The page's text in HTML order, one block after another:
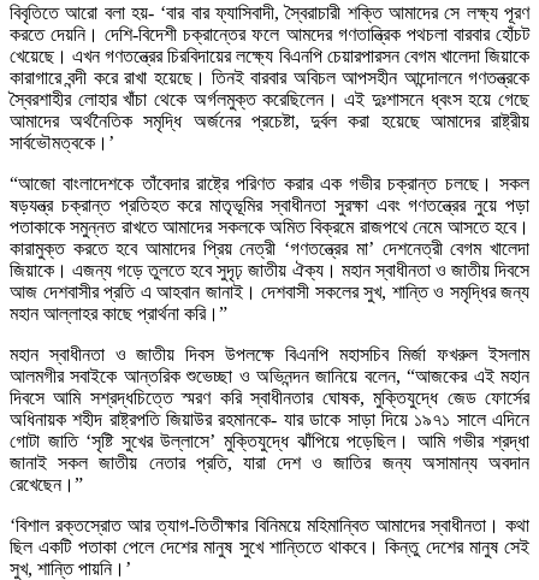
বিবৃতিতে আরো বলা হয়- ‘বার বার ফ্যাসিবাদী, স্বৈরাচারী শক্তি আমাদের সে লক্ষ্য পূরণ
করতে দেয়নি। দেশি-বিদেশী চক্রান্তের ফলে আমদের গণতান্ত্রিক পথচলা বারবার হোঁচট
খেয়েছে। এখন গণতন্ত্রের চিরবিদায়ের লক্ষ্যে বিএনপি চেয়ারপারসন বেগম খালেদা জিয়াকে
কারাগারে বন্দী করে রাখা হয়েছে। তিনই বারবার অবিচল আপসহীন আন্দোলনে গণতন্ত্রকে
স্বৈরশাহীর লোহার খাঁচা থেকে অর্গলমুক্ত করেছিলেন। এই দুঃশাসনে ধ্বংস হয়ে গেছে
আমাদের অর্থনৈতিক সমৃদ্ধি অর্জনের প্রচেষ্টা, দুর্বল করা হয়েছে আমাদের রাষ্ট্রীয়
সার্বভৌমত্বকে।’
“আজো বাংলাদেশকে তাঁবেদার রাষ্ট্রে পরিণত করার এক গভীর চক্রান্ত চলছে। সকল
ষড়যন্ত্র চক্রান্ত প্রতিহত করে মাতৃভূমির স্বাধীনতা সুরক্ষা এবং গণতন্ত্রের নুয়ে পড়া
পতাকাকে সমুন্নত রাখতে আমাদের সকলকে অমিত বিক্রমে রাজপথে নেমে আসতে হবে।
কারামুক্ত করতে হবে আমাদের প্রিয় নেত্রী ‘গণতন্ত্রের মা’ দেশনেত্রী বেগম খালেদা
জিয়াকে। এজন্য গড়ে তুলতে হবে সুদৃঢ় জাতীয় ঐক্য। মহান স্বাধীনতা ও জাতীয় দিবসে
আজ দেশবাসীর প্রতি এ আহবান জানাই। দেশবাসী সকলের সুখ, শান্তি ও সমৃদ্ধির জন্য
মহান আল্লাহর কাছে প্রার্থনা করি।”
মহান স্বাধীনতা ও জাতীয় দিবস উপলক্ষে বিএনপি মহাসচিব মির্জা ফখরুল ইসলাম
আলমগীর সবাইকে আন্তরিক শুভেচ্ছা ও অভিনন্দন জানিয়ে বলেন, “আজকের এই মহান
দিবসে আমি সশ্রদ্ধচিত্তে স্মরণ করি স্বাধীনতার ঘোষক, মুক্তিযুদ্ধে জেড ফোর্সের
অধিনায়ক শহীদ রাষ্ট্রপতি জিয়াউর রহমানকে- যার ডাকে সাড়া দিয়ে ১৯৭১ সালে এদিনে
গোটা জাতি ‘সৃষ্টি সুখের উল্লাসে’ মুক্তিযুদ্ধে ঝাঁপিয়ে পড়েছিল। আমি গভীর শ্রদ্ধা
জানাই সকল জাতীয় নেতার প্রতি, যারা দেশ ও জাতির জন্য অসামান্য অবদান
রেখেছেন।”
‘বিশাল রক্তস্রোত আর ত্যাগ-তিতীক্ষার বিনিময়ে মহিমান্বিত আমাদের স্বাধীনতা। কথা
ছিল একটি পতাকা পেলে দেশের মানুষ সুখে শান্তিতে থাকবে। কিন্তু দেশের মানুষ সেই
সুখ, শান্তি পায়নি।’